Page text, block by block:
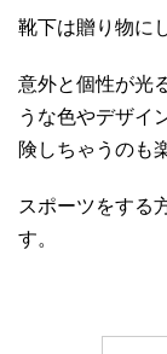
靴下は贈り物に
意外と個性が光
うな色やデザイ
険しちゃうのも
スポーツをする
す。